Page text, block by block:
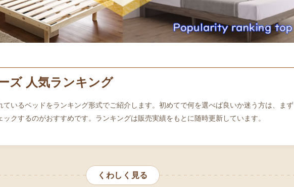
ズ 人気ランキング
ているベッドをランキング形式でご紹介します。初めてで何を選べば良いか迷う方は、まず
ックするのがおすすめです。ランキングは販売実績をもとに随時更新しています。
くわしく見る